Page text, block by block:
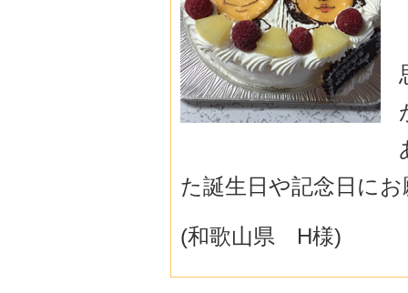
た誕生日や記念日に
(和歌山県 H様)